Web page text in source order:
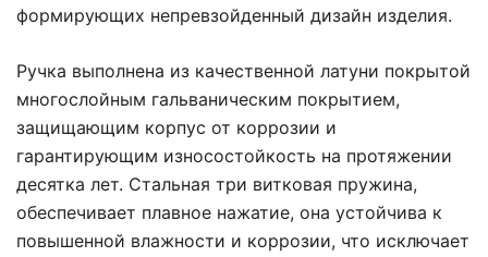
формирующих непревзойденный дизайн изделия.
Ручка выполнена из качественной латуни покрытой
многослойным гальваническим покрытием,
защищающим корпус от коррозии и
гарантирующим износостойкость на протяжении
десятка лет. Стальная три витковая пружина,
обеспечивает плавное нажатие, она устойчива к
повышенной влажности и коррозии, что исключает